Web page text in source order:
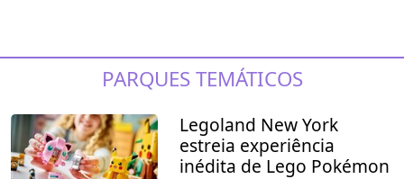
PARQUES TEMÁTICOS
Legoland New York
estreia experiência
inédita de Lego Pokémon